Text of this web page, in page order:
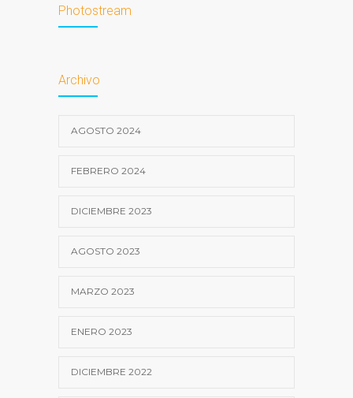
Photostream
Archivo
AGOSTO 2024
FEBRERO 2024
DICIEMBRE 2023
AGOSTO 2023
MARZO 2023
ENERO 2023
DICIEMBRE 2022